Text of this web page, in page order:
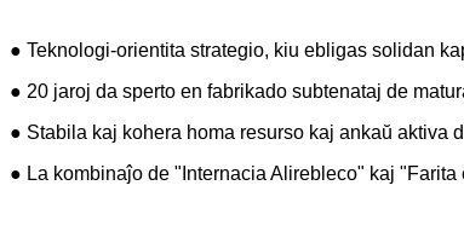
● Teknologi-orientita strategio, kiu ebligas solidan
● 20 jaroj da sperto en fabrikado subtenataj de
● Stabila kaj kohera homa resurso kaj ankaŭ aktiva
● La kombinaĵo de "Internacia Alirebleco" kaj